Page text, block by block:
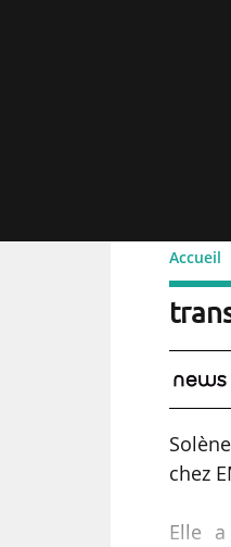
Accueil
EM
chez
Elle